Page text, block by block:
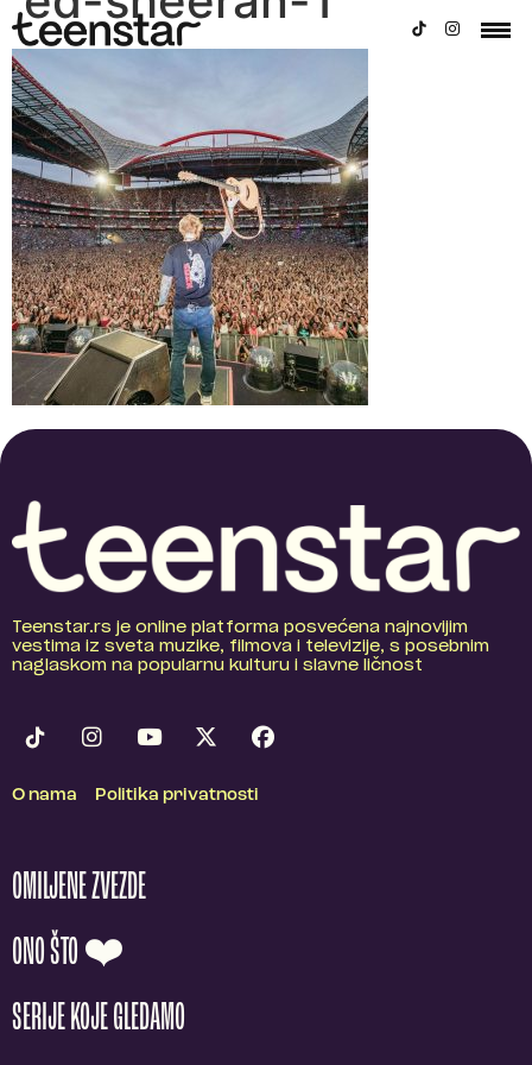
Teenstar.rs je online platforma posvećena najnovijim
vestima iz sveta muzike, filmova i televizije, s posebnim
naglaskom na popularnu kulturu i slavne ličnost
O nama Politika privatnosti
OMILJENE ZVEZDE
ONO ŠTO ❤️
SERIJE KOJE GLEDAMO